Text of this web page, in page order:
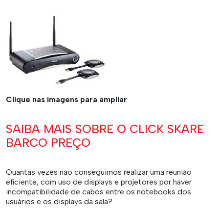
Clique nas imagens para ampliar
SAIBA MAIS SOBRE O CLICK SKARE
BARCO PREÇO
Quantas vezes não conseguimos realizar uma reunião
eficiente, com uso de displays e projetores por haver
incompatibilidade de cabos entre os notebooks dos
usuários e os displays da sala?